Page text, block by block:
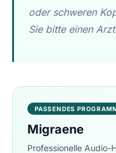
oder schweren
Sie bitte einen
PASSENDES
Migraene
Professionelle